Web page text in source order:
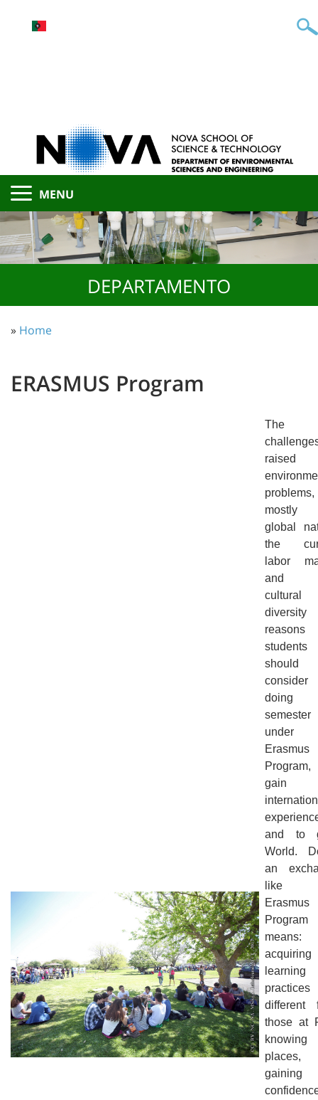
MENU
DEPARTAMENTO
» Home
ERASMUS Program
The
raised
problems,
global
the
labor
and
cultural
diversity
reasons
students
should
semester
under
Erasmus
gain
and to
World.
an
like
Erasmus
Program
means:
acquiring
learning
practices
different
those at
knowing
places,
gaining